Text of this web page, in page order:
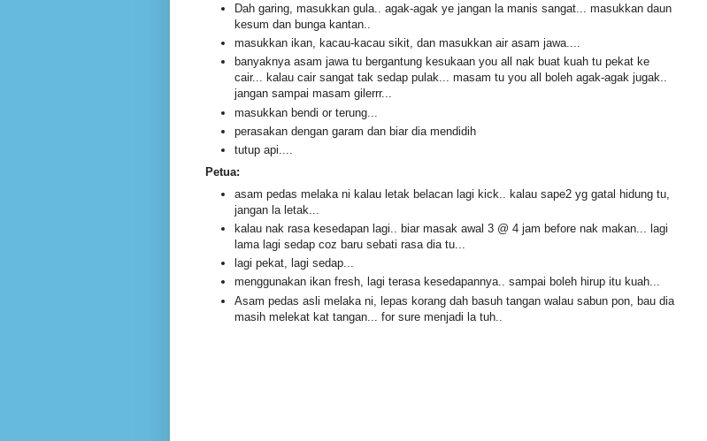
Dah garing, masukkan gula.. agak-agak ye jangan la manis sangat... masukkan daun
kesum dan bunga kantan..
masukkan ikan, kacau-kacau sikit, dan masukkan air asam jawa....
banyaknya asam jawa tu bergantung kesukaan you all nak buat kuah tu pekat ke
cair... kalau cair sangat tak sedap pulak... masam tu you all boleh agak-agak jugak..
jangan sampai masam gilerrr...
masukkan bendi or terung...
perasakan dengan garam dan biar dia mendidih
tutup api....
Petua:
asam pedas melaka ni kalau letak belacan lagi kick.. kalau sape2 yg gatal hidung tu,
jangan la letak...
kalau nak rasa kesedapan lagi.. biar masak awal 3 @ 4 jam before nak makan... lagi
lama lagi sedap coz baru sebati rasa dia tu...
lagi pekat, lagi sedap...
menggunakan ikan fresh, lagi terasa kesedapannya.. sampai boleh hirup itu kuah...
Asam pedas asli melaka ni, lepas korang dah basuh tangan walau sabun pon, bau dia
masih melekat kat tangan... for sure menjadi la tuh..